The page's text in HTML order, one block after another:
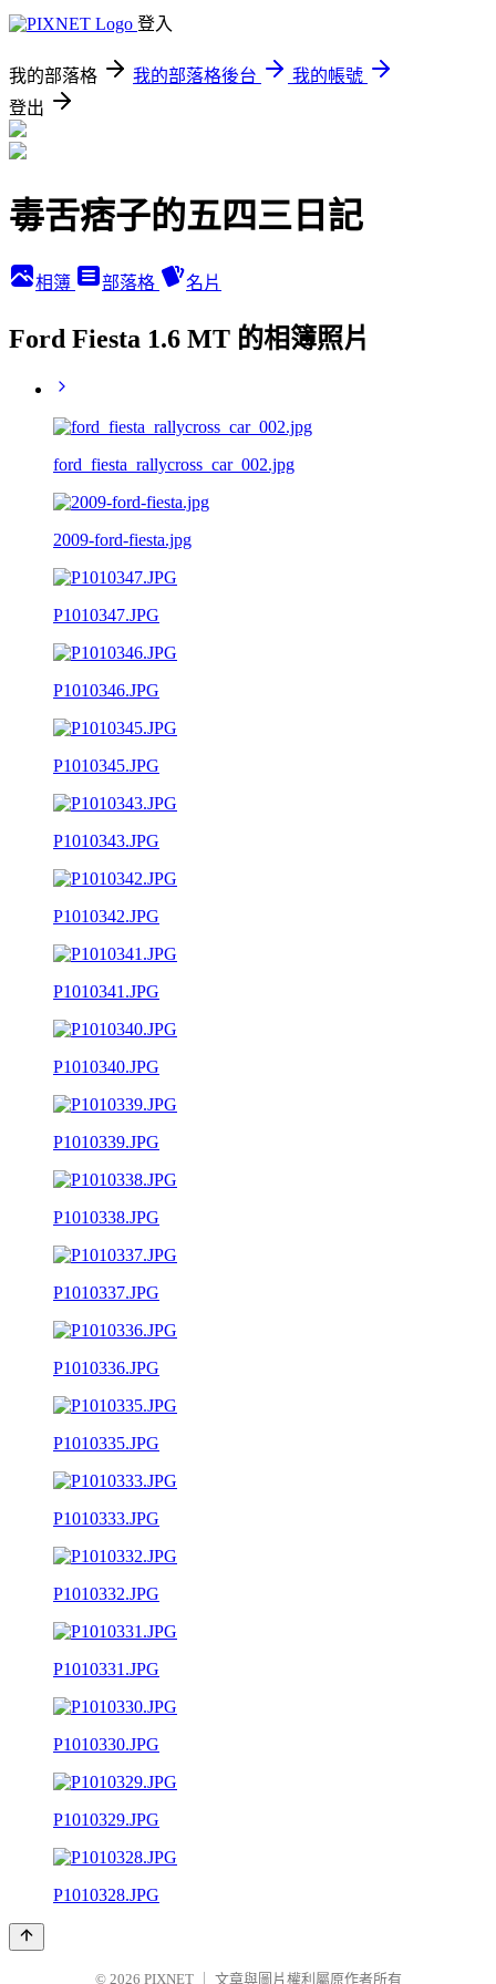
登入
我的部落格 我的部落格後台
我的帳號
登出
毒舌痞子的五四三日記
相簿 部落格 名片
Ford Fiesta 1.6 MT 的相簿照片
ford_fiesta_rallycross_car_002.jpg
2009-ford-fiesta.jpg
P1010347.JPG
P1010346.JPG
P1010345.JPG
P1010343.JPG
P1010342.JPG
P1010341.JPG
P1010340.JPG
P1010339.JPG
P1010338.JPG
P1010337.JPG
P1010336.JPG
P1010335.JPG
P1010333.JPG
P1010332.JPG
P1010331.JPG
P1010330.JPG
P1010329.JPG
P1010328.JPG
© 2026 PIXNET 文章與圖片權利屬原作者所有